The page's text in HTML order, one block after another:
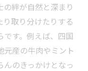
絆が自然と深まり
り取り分けたりする
です。例えば、四国
元産の牛肉やミント
のきっかけとなっ